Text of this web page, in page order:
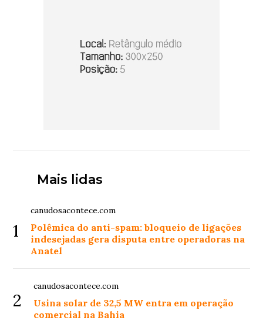
Mais lidas
1
canudosacontece.com
Polêmica do anti-spam: bloqueio de ligações
indesejadas gera disputa entre operadoras na
Anatel
2
canudosacontece.com
Usina solar de 32,5 MW entra em operação
comercial na Bahia